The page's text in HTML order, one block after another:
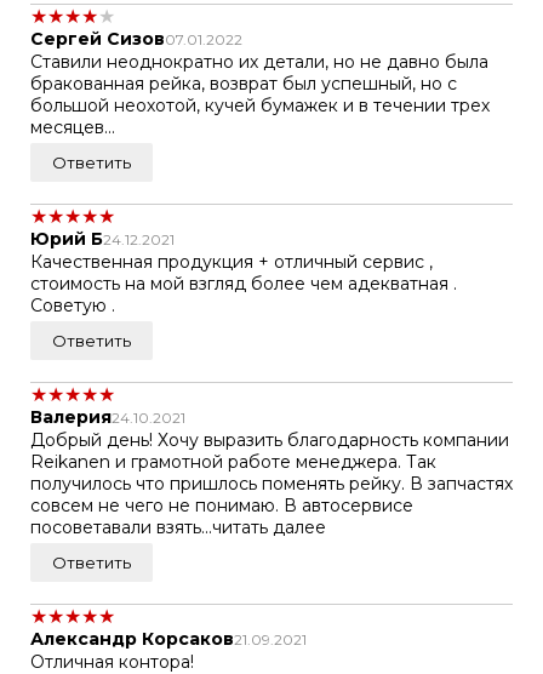
★★★★★
Сергей Сизов07.01.2022
Ставили неоднократно их детали, но не давно была
бракованная рейка, возврат был успешный, но с
большой неохотой, кучей бумажек и в течении трех
месяцев...
Ответить
★★★★★
Юрий Б24.12.2021
Качественная продукция + отличный сервис ,
стоимость на мой взгляд более чем адекватная .
Советую .
Ответить
★★★★★
Валерия24.10.2021
Добрый день! Хочу выразить благодарность компании
Reikanen и грамотной работе менеджера. Так
получилось что пришлось поменять рейку. В запчастях
совсем не чего не понимаю. В автосервисе
посоветавали взять...читать далее
Ответить
★★★★★
Александр Корсаков21.09.2021
Отличная контора!